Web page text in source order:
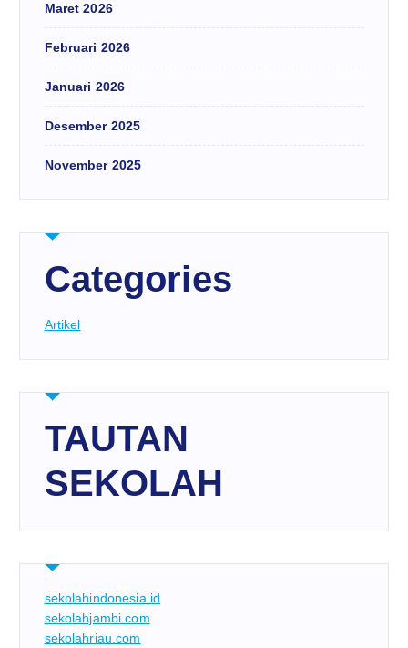
Maret 2026
Februari 2026
Januari 2026
Desember 2025
November 2025
Categories
Artikel
TAUTAN
SEKOLAH
sekolahindonesia.id
sekolahjambi.com
sekolahriau.com